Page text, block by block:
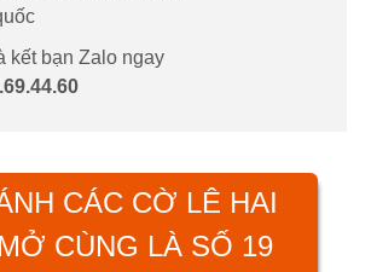
kết bạn Zalo ngay
CÁC CỜ LÊ HAI
CÙNG LÀ SỐ 19